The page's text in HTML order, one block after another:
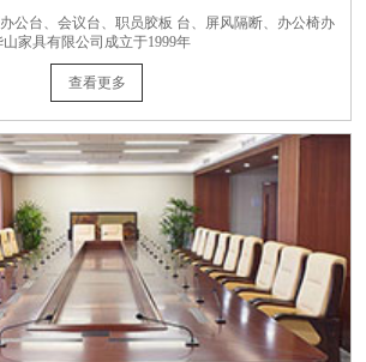
台、职员胶板 台、屏风隔断、办公椅办
发、宾馆餐上海 华山家具有限公司成立于1999年
查看更多